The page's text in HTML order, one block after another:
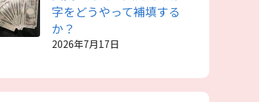
字をどうやって補填する
か？
2026年7月17日